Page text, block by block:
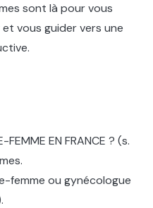
sont là pour vous
vous guider vers une
FEMME EN FRANCE ? (s.
femme ou gynécologue